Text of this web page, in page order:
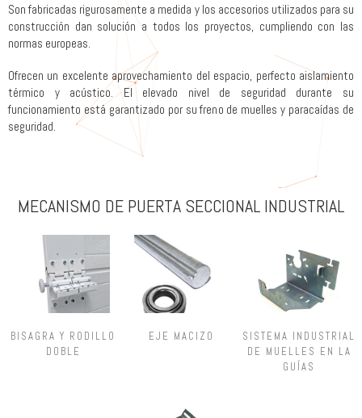
Son fabricadas rigurosamente a medida y los accesorios utilizados para su
construcción dan solución a todos los proyectos, cumpliendo con las
normas europeas.
Ofrecen un excelente aprovechamiento del espacio, perfecto aislamiento
térmico y acústico. El elevado nivel de seguridad durante su
funcionamiento está garantizado por su freno de muelles y paracaídas de
seguridad.
MECANISMO DE PUERTA SECCIONAL INDUSTRIAL
BISAGRA Y RODILLO
DOBLE
EJE MACIZO
SISTEMA INDUSTRIAL
DE MUELLES EN LA
GUÍAS